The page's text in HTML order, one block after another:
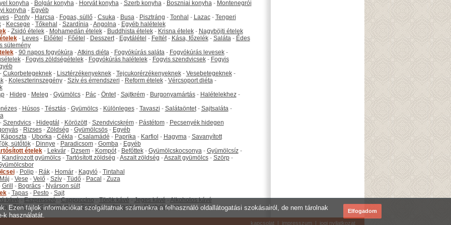
konyha- Bolgár konyha- Horvát konyha- Szerb konyha- Boszniai konyha- Montenegrói
konyha- Egyéb
- Ponty- Harcsa- Fogas, süllő- Csuka- Busa- Pisztráng - Tonhal - Lazac- Tengeri
- Kecsege - Tőkehal - Szardínia-Angolna- Egyéb halételek
- Zsidó ételek- Mohamedán ételek- Buddhista ételek- Krisna ételek- Nagyböjti ételek
- Leves- Előétel - Főétel - Desszert- Egytálétel - Feltét- Kása, főzelék- Saláta- Édes
sütemény
- 90 napos fogyókúra-Atkins diéta- Fogyókúrás saláta- Fogyókúrás levesek-
- Fogyis zöldségételek- Fogyókúrás halételek- Fogyis szendvicsek- Fogyis
Cukorbetegeknek- Lisztérzékenyeknek- Tejcukorérzékenyeknek- Vesebetegeknek-
- Koleszterinszegény- Szív és érrendszeri - Reform ételek- Vércsoport diéta-
- Hideg - Meleg - Gyümölcs- Pác- Öntet- Sajtkrém- Burgonyamártás- Halételekhez-
- Húsos- Tésztás- Gyümölcs- Különleges- Tavaszi - Salátaöntet- Sajtsaláta-
Szendvics- Hidegtál - Körözött- Szendvicskrém- Pástétom- Pecsenyék hidegen
- Rizses- Zöldség - Gyümölcsös- Egyéb
Káposzta- Uborka- Cékla- Csalamádé - Paprika- Karfiol - Hagyma- Savanyított
sütőtök- Dinnye - Paradicsom- Gomba- Egyéb
ételek- Lekvár- Dzsem- Kompót- Befőttek- Gyümölcskocsonya- Gyümölcsíz-
Kandírozott gyümölcs- Tartósított zöldség -Aszalt zöldség -Aszalt gyümölcs- Szörp-
- Polip- Rák- Homár- Kagyló- Tintahal
Máj - Vese - Velő- Szív- Tüdő- Pacal - Zuza
Grill - Bogrács- Nyárson sült
- Tapas- Pesto- Sajt
kávé-Eszpresszó-Cappuccino-Török kávé-Jeges kávé-Alkoholos kávé
-Zöld tea-Gyümölcstea-Gyógytea-Jeges tea-Alkoholos tea
kapcsolat | impresszum | jogi nyilatkozat
Ezen fájlok információkat szolgáltatnak számunkra a felhasználó oldallátogatási szokásairól, de nem tárolnak
k használatát.
Elfogadom